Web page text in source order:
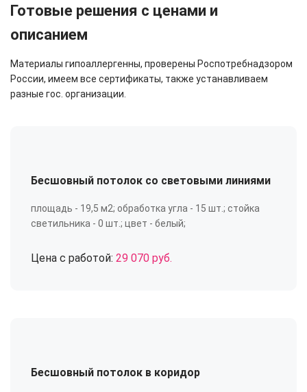
Готовые решения с ценами и
описанием
Материалы гипоаллергенны, проверены Роспотребнадзором
России, имеем все сертификаты, также устанавливаем
разные гос. организации.
Бесшовный потолок со световыми линиями
площадь - 19,5 м2; обработка угла - 15 шт.; стойка
светильника - 0 шт.; цвет - белый;
Цена с работой: 29 070 руб.
Бесшовный потолок в коридор